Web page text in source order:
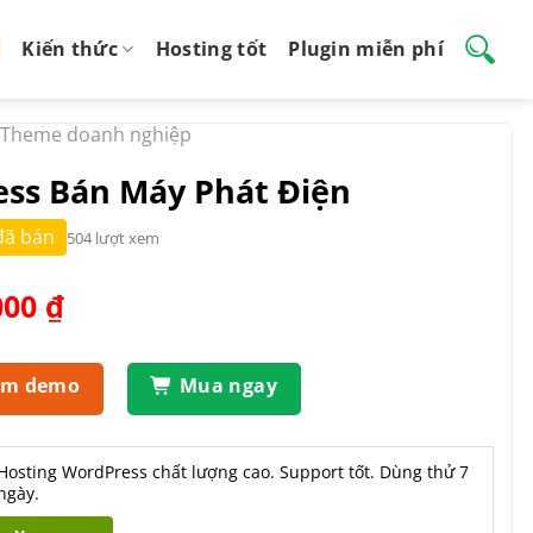
Kiến thức Hosting tốt Plugin miễn phí
Theme doanh nghiệp
Bán Máy Phát Điện
bán 504 lượt xem
₫.
₫Giá
tại
là:
550.000 ₫.
demo Mua ngay
WordPress chất lượng cao. Support tốt. Dùng thử 7